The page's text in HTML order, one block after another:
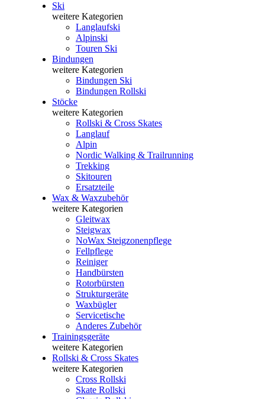
Ski
weitere Kategorien
Langlaufski
Alpinski
Touren Ski
Bindungen
weitere Kategorien
Bindungen Ski
Bindungen Rollski
Stöcke
weitere Kategorien
Rollski & Cross Skates
Langlauf
Alpin
Nordic Walking & Trailrunning
Trekking
Skitouren
Ersatzteile
Wax & Waxzubehör
weitere Kategorien
Gleitwax
Steigwax
NoWax Steigzonenpflege
Fellpflege
Reiniger
Handbürsten
Rotorbürsten
Strukturgeräte
Waxbügler
Servicetische
Anderes Zubehör
Trainingsgeräte
weitere Kategorien
Rollski & Cross Skates
weitere Kategorien
Cross Rollski
Skate Rollski